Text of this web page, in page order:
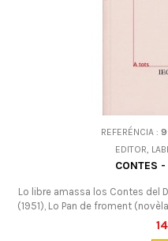
REFERÉNCIA :
EDITOR,
CONTES
Lo libre amassa los Contes del
(1951), Lo Pan de froment
inspirats de la tradicion orala de
grand autor occitan. En occitan.